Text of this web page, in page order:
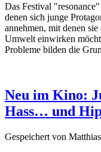
Das Festival
denen sich junge
annehmen, mit denen
Umwelt einwirken
Probleme bilden die
Neu im Kino:
Hass… und
Gespeichert von